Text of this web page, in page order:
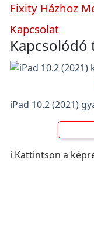
Fixity Házhoz
Kapcsolat
iPad 10.2 (2021)
ℹ️ Kattintson a